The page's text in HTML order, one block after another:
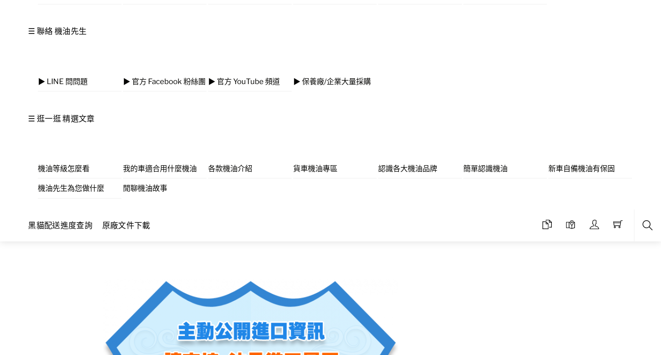
☰ 聯絡 機油先生
▶ LINE 問問題 ▶ 官方 Facebook 粉絲團 ▶ 官方 YouTube 頻道 ▶ 保養廠/企業大量採購
☰ 逛一逛 精選文章
機油等級怎麼看 我的車適合用什麼機油 各款機油介紹 貨車機油專區 認識各大機油品牌 簡單認識機油 新車自備機油有保固
機油先生為您做什麼 閒聊機油故事
黑貓配送進度查詢 原廠文件下載